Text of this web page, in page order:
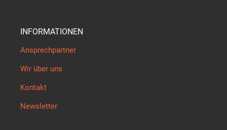
INFORMATIONEN
Ansprechpartner
Wir über uns
Kontakt
Newsletter